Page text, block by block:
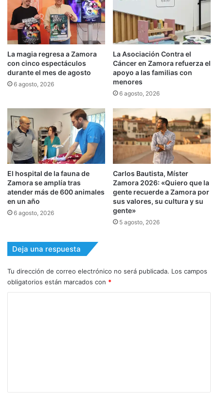
La magia regresa a Zamora
con cinco espectáculos
durante el mes de agosto
6 agosto, 2026
La Asociación Contra el
Cáncer en Zamora refuerza el
apoyo a las familias con
menores
6 agosto, 2026
El hospital de la fauna de
Zamora se amplía tras
atender más de 600 animales
en un año
6 agosto, 2026
Carlos Bautista, Míster
Zamora 2026: «Quiero que la
gente recuerde a Zamora por
sus valores, su cultura y su
gente»
5 agosto, 2026
Deja una respuesta
Tu dirección de correo electrónico no será publicada. Los campos
obligatorios están marcados con *